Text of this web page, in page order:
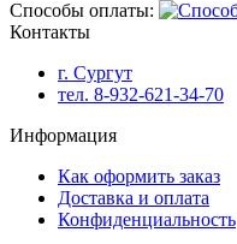
Способы оплаты:
Контакты
г. Сургут
тел. 8-932-621-34-70
Информация
Как оформить заказ
Доставка и оплата
Конфиденциальность